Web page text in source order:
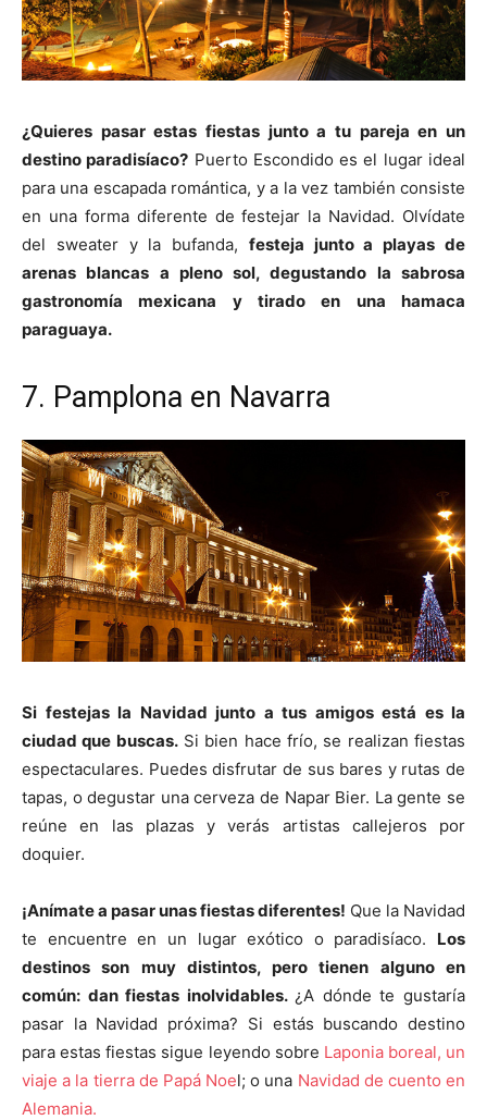
¿Quieres pasar estas fiestas junto a tu pareja en un
destino paradisíaco? Puerto Escondido es el lugar ideal
para una escapada romántica, y a la vez también consiste
en una forma diferente de festejar la Navidad. Olvídate
del sweater y la bufanda, festeja junto a playas de
arenas blancas a pleno sol, degustando la sabrosa
gastronomía mexicana y tirado en una hamaca
paraguaya.
7. Pamplona en Navarra
Si festejas la Navidad junto a tus amigos está es la
ciudad que buscas.Si bien hace frío, se realizan fiestas
espectaculares. Puedes disfrutar de sus bares y rutas de
tapas, o degustar una cerveza de Napar Bier. La gente se
reúne en las plazas y verás artistas callejeros por
doquier.
¡Anímate a pasar unas fiestas diferentes! Que la Navidad
te encuentre en un lugar exótico o paradisíaco. Los
destinos son muy distintos, pero tienen alguno en
común: dan fiestas inolvidables. ¿A dónde te gustaría
pasar la Navidad próxima? Si estás buscando destino
para estas fiestas sigue leyendo sobre Laponia boreal, un
viaje a la tierra de Papá Noel; o una Navidad de cuento en
Alemania.